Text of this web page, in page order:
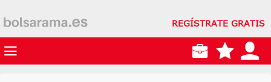
REGÍSTRATE GRATIS